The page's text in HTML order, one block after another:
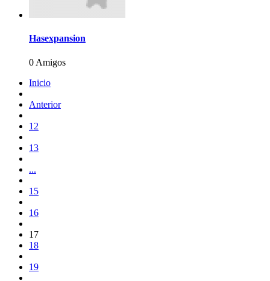
Hasexpansion
0 Amigos
Inicio
Anterior
12
13
...
15
16
17
18
19